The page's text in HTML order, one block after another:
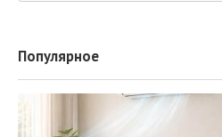
Популярное